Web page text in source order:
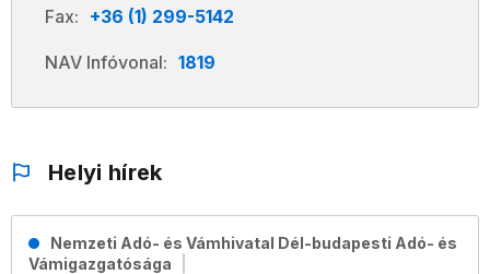
Fax: +36 (1) 299-5142
NAV Infóvonal: 1819
Helyi hírek
Nemzeti Adó- és Vámhivatal Dél-budapesti Adó- és
Vámigazgatósága